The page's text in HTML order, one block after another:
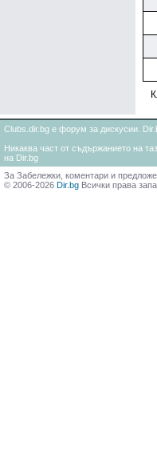
Clubs.dir.bg е форум за дискусии.
Никаква част от съдържанието на
на Dir.bg
За Забележки, коментари и
© 2006-2026 Dir.bg Всички права